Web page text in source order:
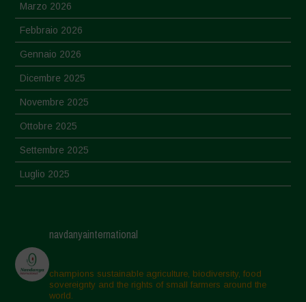
Marzo 2026
Febbraio 2026
Gennaio 2026
Dicembre 2025
Novembre 2025
Ottobre 2025
Settembre 2025
Luglio 2025
Aprile 2025
Marzo 2025
Febbraio 2025
navdanyainternational
champions sustainable agriculture, biodiversity, food
sovereignty and the rights of small farmers around the
world.